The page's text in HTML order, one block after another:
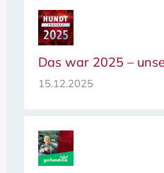
Das war 2025 –
15.12.2025